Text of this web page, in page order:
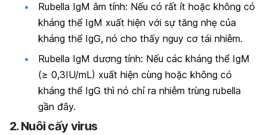
Rubella IgM âm tính: Nếu có rất ít hoặc không có
kháng thể IgM xuất hiện với sự tăng nhẹ của
kháng thể IgG, nó cho thấy nguy cơ tái nhiễm.
Rubella IgM dương tính: Nếu các kháng thể IgM
(≥ 0,3IU/mL) xuất hiện cùng hoặc không có
kháng thể IgG thì nó chỉ ra nhiễm trùng rubella
gần đây.
2. Nuôi cấy virus